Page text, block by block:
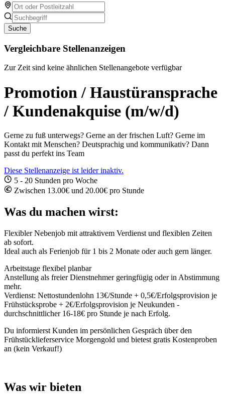
Suche
Vergleichbare Stellenanzeigen
Zur Zeit sind keine ähnlichen Stellenangebote verfügbar
Promotion / Haustüransprache
/ Kundenakquise (m/w/d)
Gerne zu fuß unterwegs? Gerne an der frischen Luft? Gerne im
Kontakt mit Menschen? Deutsprachig und kommunikativ? Dann
passt du perfekt ins Team
Diese Stellenanzeige ist leider inaktiv.
5 - 20 Stunden pro Woche
Zwischen 13.00€ und 20.00€ pro Stunde
Was du machen wirst:
Flexibler Nebenjob mit attraktivem Verdienst und flexiblen Zeiten
ab sofort.
Ideal auch als Ferienjob für 1 bis 2 Monate oder auch gern länger.
Arbeitstage flexibel planbar
Anstellung als freier Dienstnehmer geringfügig oder in Abstimmung
mehr.
Verdienst: Nettostundenlohn 13€/Stunde + 0,5€/Erfolgsprovision je
Frühstücksprobe + 2€/Erfolgsprovision je Neukunden -
durchschnittlicher 16-18€ pro Stunde je nach Erfolg.
Du informierst Kunden im persönlichen Gespräch über den
Frühstücklieferservice Morgengold und bietest gratis Kostenproben
an (kein Verkauf!)
Was wir bieten